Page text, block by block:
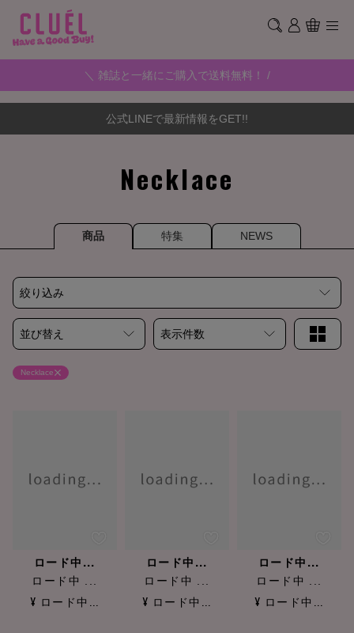
＼ 雑誌と一緒にご購入で送料無料！ /
公式LINEで最新情報をGET!!
Necklace
商品 特集 NEWS
絞り込み
並び替え 表示件数
Necklace
ロード中...
ロード中 ...
¥ ロード中...
ロード中...
ロード中 ...
¥ ロード中...
ロード中...
ロード中 ...
¥ ロード中...